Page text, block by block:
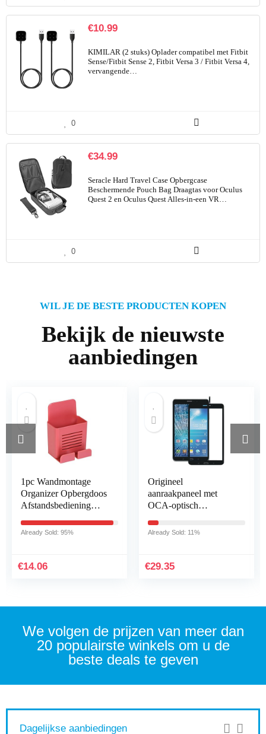
€10.99
KIMILAR (2 stuks) Oplader compatibel met Fitbit
Sense/Fitbit Sense 2, Fitbit Versa 3 / Fitbit Versa 4,
vervangende…
0
€34.99
Seracle Hard Travel Case Opbergcase
Beschermende Pouch Bag Draagtas voor Oculus
Quest 2 en Oculus Quest Alles-in-een VR…
0
WIL JE DE BESTE PRODUCTEN KOPEN
Bekijk de nieuwste
aanbiedingen
1pc Wandmontage
Organizer Opbergdoos
Afstandsbediening
Telefoon Plug
Already Sold: 95%
€14.06
Origineel
aanraakpaneel met
OCA-optisch
Samsung for Galaxy
Already Sold: 11%
€29.35
We volgen de prijzen van meer dan
20 populairste winkels om u de
beste deals te geven
Dagelijkse aanbiedingen